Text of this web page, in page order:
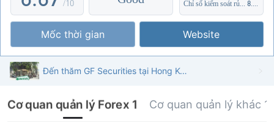
7
8
9
7
8
9
8
9
/10
Mốc thời gian Website
Đến thăm GF Securities tại Hong Kong - Tìm thấy văn phòng
Cơ quan quản lý Forex 1 Cơ quan quản lý khác 1